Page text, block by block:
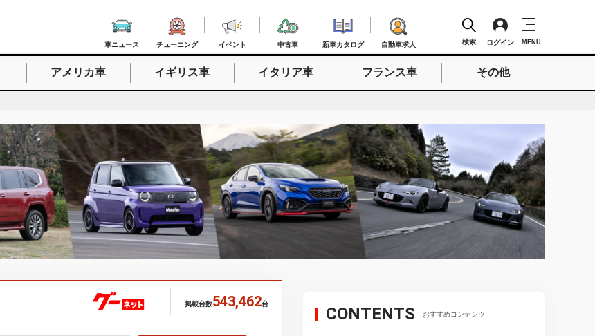
車ニュース チューニング イベント 中古車 新車カタログ 自動車求人 検索 ログイン MENU
アメリカ車 イギリス車 イタリア車 フランス車 その他
掲載台数543,462台
CONTENTS おすすめコンテンツ